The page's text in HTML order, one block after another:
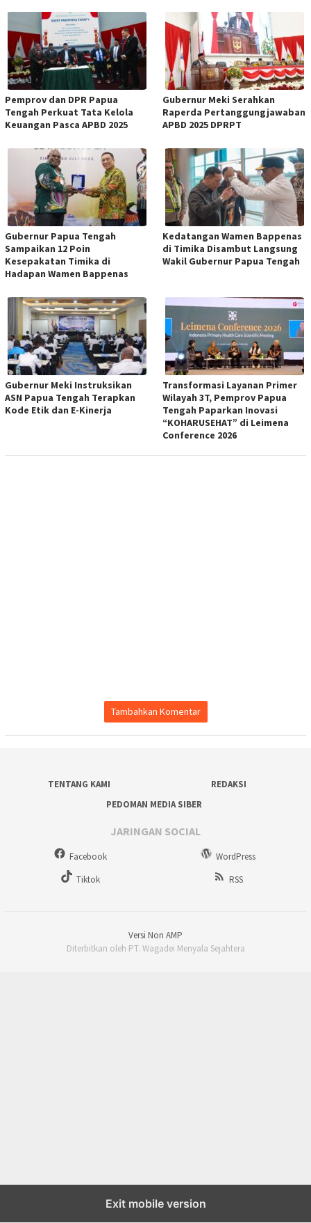
Pemprov dan DPR Papua
Tengah Perkuat Tata Kelola
Keuangan Pasca APBD 2025
Gubernur Meki Serahkan
Raperda Pertanggungjawaban
APBD 2025 DPRPT
Gubernur Papua Tengah
Sampaikan 12 Poin
Kesepakatan Timika di
Hadapan Wamen Bappenas
Kedatangan Wamen Bappenas
di Timika Disambut Langsung
Wakil Gubernur Papua Tengah
Gubernur Meki Instruksikan
ASN Papua Tengah Terapkan
Kode Etik dan E-Kinerja
Transformasi Layanan Primer
Wilayah 3T, Pemprov Papua
Tengah Paparkan Inovasi
“KOHARUSEHAT” di Leimena
Conference 2026
Tambahkan Komentar
TENTANG KAMI
REDAKSI
PEDOMAN MEDIA SIBER
JARINGAN SOCIAL
Facebook
WordPress
Tiktok
RSS
Versi Non AMP
Diterbitkan oleh PT. Wagadei Menyala Sejahtera
Exit mobile version